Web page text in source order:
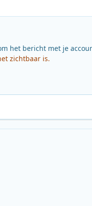
het bericht met je
zichtbaar is.